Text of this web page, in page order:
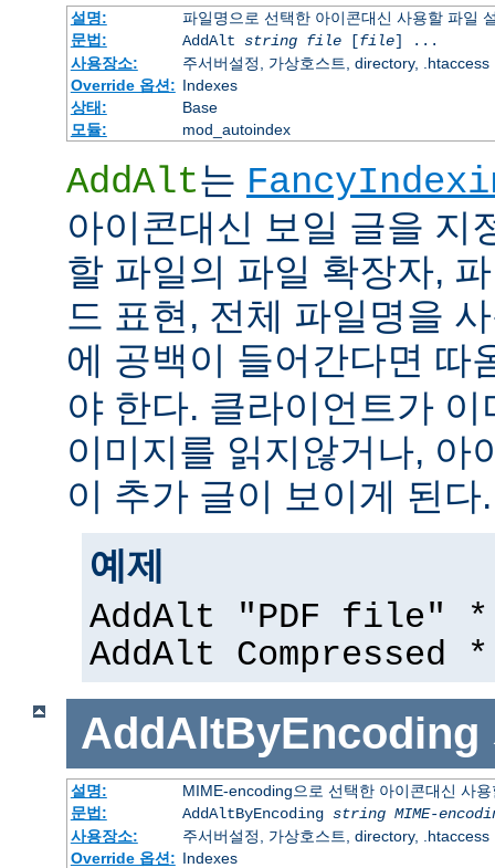
설명:
파일명으로 선택한 아이콘대신 사용할 파일
문법:
AddAlt string file[file] ...
사용장소:
주서버설정, 가상호스트, directory, .htaccess
Override 옵션: Indexes
상태:
Base
모듈:
mod_autoindex
AddAlt는
아이콘대신 보일 글을 지
할 파일의 파일 확장자,
드 표현, 전체 파일명을
에 공백이 들어간다면 따
야 한다. 클라이언트가
이미지를 읽지않거나, 아
이 추가 글이 보이게 된다.
예제
AddAlt "PDF file"
AddAlt
AddAltByEncoding
설명:
MIME-encoding으로 선택한 아이콘대신 사
문법:
AddAltByEncoding string MIME-
사용장소:
주서버설정, 가상호스트, directory, .htaccess
Override 옵션: Indexes